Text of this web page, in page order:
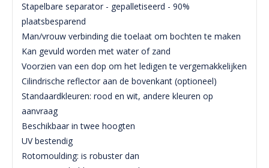
Stapelbare separator - gepalletiseerd - 90%
plaatsbesparend
Man/vrouw verbinding die toelaat om bochten te maken
Kan gevuld worden met water of zand
Voorzien van een dop om het ledigen te vergemakkelijken
Cilindrische reflector aan de bovenkant (optioneel)
Standaardkleuren: rood en wit, andere kleuren op
aanvraag
Beschikbaar in twee hoogten
UV bestendig
Rotomoulding: is robuster dan